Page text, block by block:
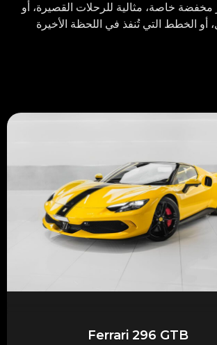
مخفضة خاصة، مثالية للرحلات القصيرة، أو
Ferrari 296 GTB